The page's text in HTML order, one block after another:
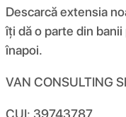
Descarcă extensia
îți dă o parte din
înapoi.
VAN CONSULTING
CUI: 39743787